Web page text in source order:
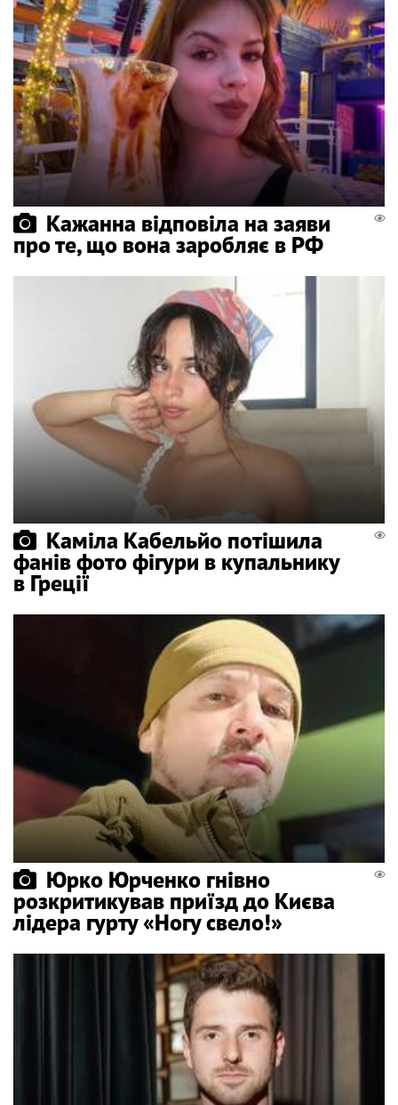
Кажанна відповіла на заяви
про те, що вона заробляє в РФ
Каміла Кабельйо потішила
фанів фото фігури в купальнику
в Греції
Юрко Юрченко гнівно
розкритикував приїзд до Києва
лідера гурту «Ногу свело!»